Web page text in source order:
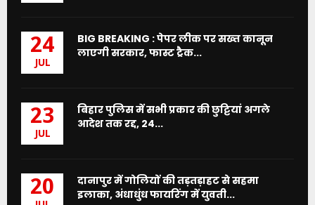
24
JUL
BIG BREAKING : पेपर लीक पर सख्त कानून
लाएगी सरकार, फास्ट ट्रैक...
23
JUL
बिहार पुलिस में सभी प्रकार की छुट्टियां अगले
आदेश तक रद्द, 24...
20
दानापुर में गोलियों की तड़तड़ाहट से सहमा
इलाका, अंधाधुंध फायरिंग में युवती...